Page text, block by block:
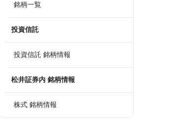
銘柄一覧
投資信託
投資信託 銘柄情報
松井証券内 銘柄情報
株式 銘柄情報